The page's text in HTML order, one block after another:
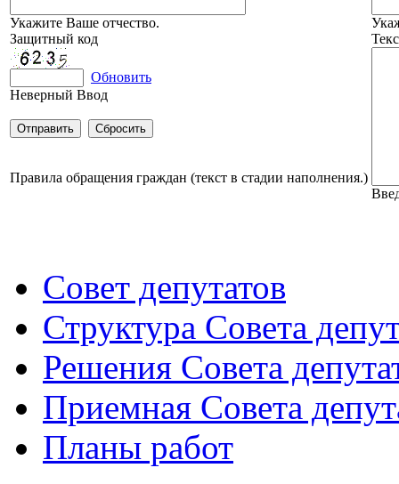
Укажите Ваше отчество.
Защитный код
Обновить
Неверный Ввод
Правила обращения граждан (текст в стадии наполнения.)
Совет депутатов
Структура Совета
Решения Совета
Приемная Совета
Планы работ